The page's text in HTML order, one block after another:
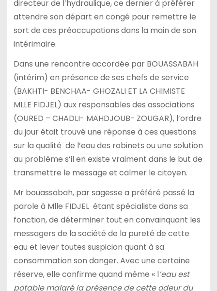
directeur de l’hydraulique, ce dernier à préférer
attendre son départ en congé pour remettre le
sort de ces préoccupations dans la main de son
intérimaire.
Dans une rencontre accordée par BOUASSABAH
(intérim) en présence de ses chefs de service
(BAKHTI- BENCHAA- GHOZALI ET LA CHIMISTE
MLLE FIDJEL) aux responsables des associations
(OURED – CHADLI- MAHDJOUB- ZOUGAR), l’ordre
du jour était trouvé une réponse à ces questions
sur la qualité de l’eau des robinets ou une solution
au problème s’il en existe vraiment dans le but de
transmettre le message et calmer le citoyen.
Mr bouassabah, par sagesse a préféré passé la
parole à Mlle FIDJEL étant spécialiste dans sa
fonction, de déterminer tout en convainquant les
messagers de la société de la pureté de cette
eau et lever toutes suspicion quant à sa
consommation son danger. Avec une certaine
réserve, elle confirme quand même « l’eau est
potable malgré la présence de cette odeur du